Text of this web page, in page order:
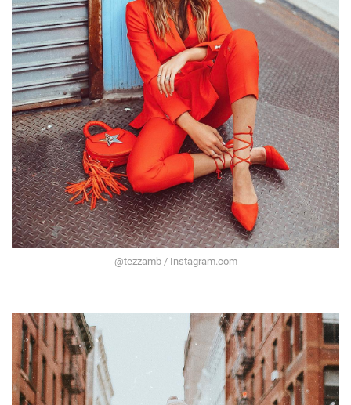
@tezzamb / Instagram.com